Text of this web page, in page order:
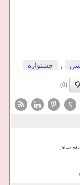
, جشنواره
(0)
X
مسافر